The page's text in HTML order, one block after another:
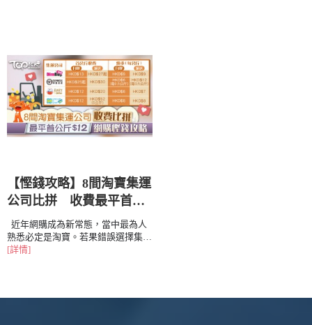
【慳錢攻略】8間淘寶集運
公司比拼 收費最平首公
斤12元
近年網購成為新常態，當中最為人
熟悉必定是淘寶。若果錯誤選擇集運
公司，運費隨時比貨品價格更高！
斤)DimBuy自取 HKD$13自取
[詳情]